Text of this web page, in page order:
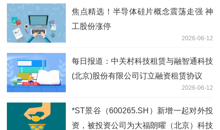
焦点精选！半导体硅片概念震荡走强 神
工股份涨停
2026-06-12
每日报道：中关村科技租赁与融智通科技
(北京)股份有限公司订立融资租赁协议
2026-06-12
*ST景谷（600265.SH）新增一起对外投
资，被投资公司为大福朗曜（北京）科技